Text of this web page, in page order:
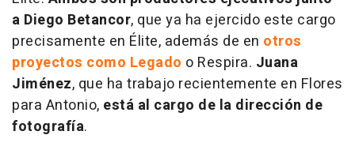
a Diego Betancor, que ya ha ejercido este cargo
precisamente en Élite, además de en otros
proyectos como Legado o Respira. Juana
Jiménez, que ha trabajo recientemente en Flores
para Antonio, está al cargo de la dirección de
fotografía.